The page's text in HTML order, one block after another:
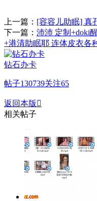
上一篇： [容容儿助眠] 真
下一篇： 沛沛 定制+doki
+港清助眠耶 连体皮衣各
钻石办卡
帖子130739关注65
返回本版 
相关帖子